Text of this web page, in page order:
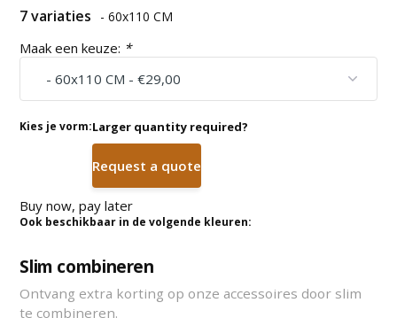
7 variaties - 60x110 CM
Maak een keuze: *
Kies je vorm:Larger quantity required?
Request a quote
Buy now, pay later
Ook beschikbaar in de volgende kleuren:
Slim combineren
Ontvang extra korting op onze accessoires door slim
te combineren.